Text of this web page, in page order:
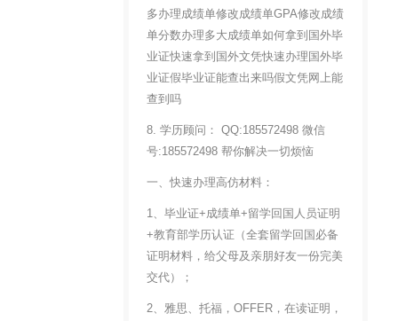
多办理成绩单修改成绩单GPA修改成绩
单分数办理多大成绩单如何拿到国外毕
业证快速拿到国外文凭快速办理国外毕
业证假毕业证能查出来吗假文凭网上能
查到吗
8. 学历顾问： QQ:185572498 微信
号:185572498 帮你解决一切烦恼
一、快速办理高仿材料：
1、毕业证+成绩单+留学回国人员证明
+教育部学历认证（全套留学回国必备
证明材料，给父母及亲朋好友一份完美
交代）；
2、雅思、托福，OFFER，在读证明，